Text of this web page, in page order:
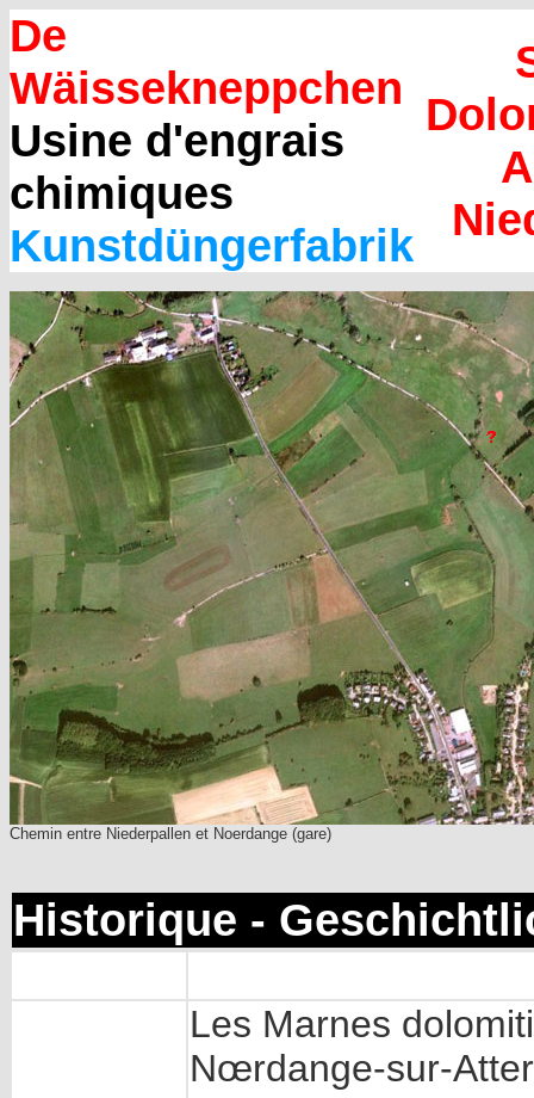
De
Wäissekneppchen
Usine d'engrais
chimiques
Kunstdüngerfabrik
Chemin entre Niederpallen et Noerdange (gare)
Historique -
Les Marnes
Nœrdange-sur-